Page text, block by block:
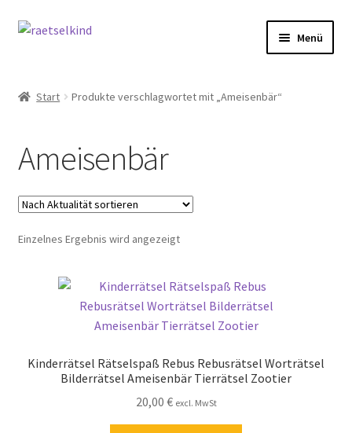
Zur
Zum
Menü
Cookie-Richtlinie (EU)
Datenschutzbelehrung
Echtheit von Bewertungen
Kasse
Start Produkte verschlagwortet mit „Ameisenbär“
Ameisenbär
Einzelnes Ergebnis wird angezeigt
Kinderrätsel Rätselspaß Rebus Rebusrätsel Worträtsel
Bilderrätsel Ameisenbär Tierrätsel Zootier
20,00 € excl. MwSt